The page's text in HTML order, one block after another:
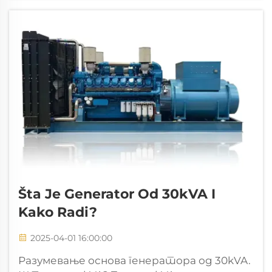
мешалице...
Šta Je Generator Od 30kVA I
Kako Radi?
2025-04-01 16:00:00
Разумевање основа генератора од 30kVA.